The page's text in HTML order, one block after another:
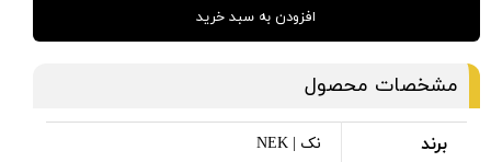
افزودن به سبد خرید
مشخصات محصول
برند نک | NEK